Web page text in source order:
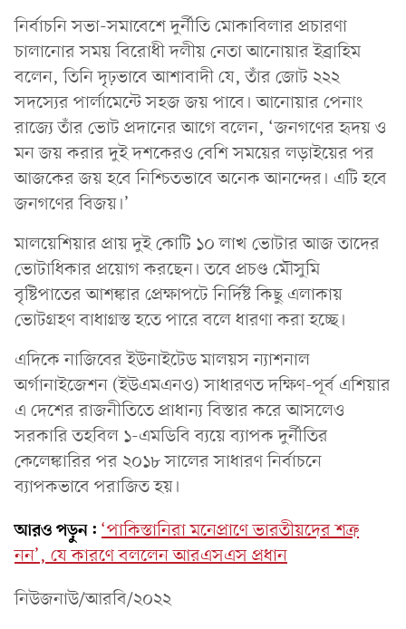
নির্বাচনি সভা-সমাবেশে দুর্নীতি মোকাবিলার প্রচারণা
চালানোর সময় বিরোধী দলীয় নেতা আনোয়ার ইব্রাহিম
বলেন, তিনি দৃঢ়ভাবে আশাবাদী যে, তাঁর জোট ২২২
সদস্যের পার্লামেন্টে সহজ জয় পাবে। আনোয়ার পেনাং
রাজ্যে তাঁর ভোট প্রদানের আগে বলেন, ‘জনগণের হৃদয় ও
মন জয় করার দুই দশকেরও বেশি সময়ের লড়াইয়ের পর
আজকের জয় হবে নিশ্চিতভাবে অনেক আনন্দের। এটি হবে
জনগণের বিজয়।’
মালয়েশিয়ার প্রায় দুই কোটি ১০ লাখ ভোটার আজ তাদের
ভোটাধিকার প্রয়োগ করছেন। তবে প্রচণ্ড মৌসুমি
বৃষ্টিপাতের আশঙ্কার প্রেক্ষাপটে নির্দিষ্ট কিছু এলাকায়
ভোটগ্রহণ বাধাগ্রস্ত হতে পারে বলে ধারণা করা হচ্ছে।
এদিকে নাজিবের ইউনাইটেড মালয়স ন্যাশনাল
অর্গানাইজেশন (ইউএমএনও) সাধারণত দক্ষিণ-পূর্ব এশিয়ার
এ দেশের রাজনীতিতে প্রাধান্য বিস্তার করে আসলেও
সরকারি তহবিল ১-এমডিবি ব্যয়ে ব্যাপক দুর্নীতির
কেলেঙ্কারির পর ২০১৮ সালের সাধারণ নির্বাচনে
ব্যাপকভাবে পরাজিত হয়।
আরও পড়ুন: ‘পাকিস্তানিরা মনেপ্রাণে ভারতীয়দের শত্রু
নন’, যে কারণে বললেন আরএসএস প্রধান
নিউজনাউ/আরবি/২০২২